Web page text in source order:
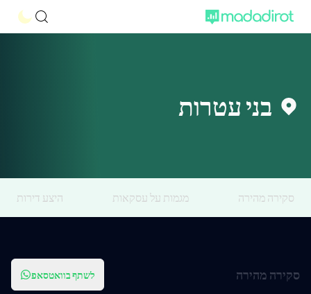
בני עטרות
סקירה מהירה מגמות על עסקאות היצע דירות
סקירה מהירה לשתף בוואטסאפ